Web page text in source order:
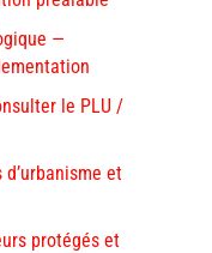
—
le PLU /
et
protégés et